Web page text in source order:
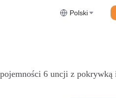
Polski
6 uncji z pokrywką